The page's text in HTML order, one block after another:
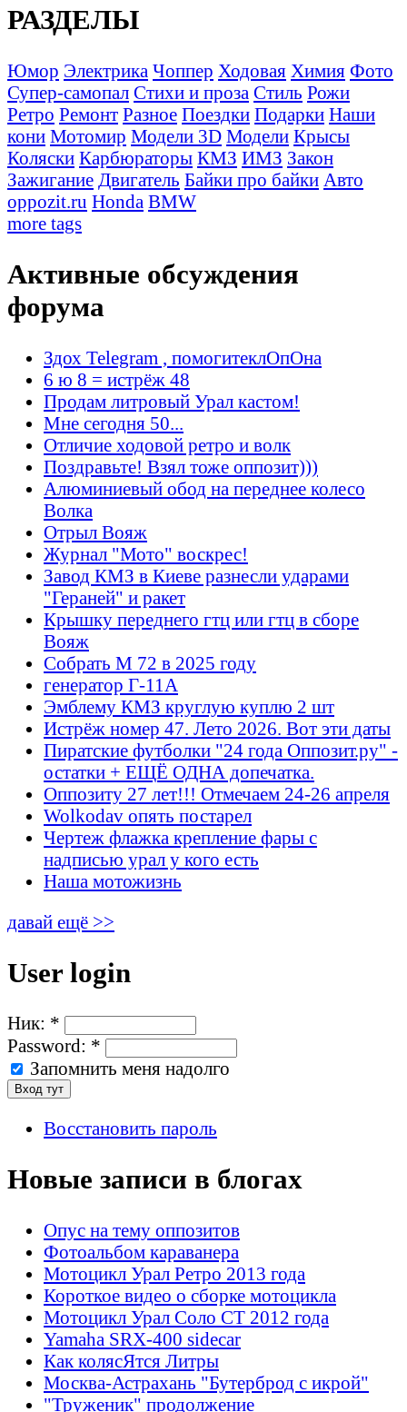
РАЗДЕЛЫ
Юмор Электрика Чоппер Ходовая Химия Фото
Супер-самопал Стихи и проза Стиль Рожи
Ретро Ремонт Разное Поездки Подарки Наши
кони Мотомир Модели 3D Модели Крысы
Коляски Карбюраторы КМЗ ИМЗ Закон
Зажигание Двигатель Байки про байки Авто
oppozit.ru Honda BMW
more tags
Активные обсуждения
форума
Здох Telegram , помогитеклОпОна
6 ю 8 = истрёж 48
Продам литровый Урал кастом!
Мне сегодня 50...
Отличие ходовой ретро и волк
Поздравьте! Взял тоже оппозит)))
Алюминиевый обод на переднее колесо
Волка
Отрыл Вояж
Журнал "Мото" воскрес!
Завод КМЗ в Киеве разнесли ударами
"Гераней" и ракет
Крышку переднего гтц или гтц в сборе
Вояж
Собрать М 72 в 2025 году
генератор Г-11А
Эмблему КМЗ круглую куплю 2 шт
Истрёж номер 47. Лето 2026. Вот эти даты
Пиратские футболки "24 года Оппозит.ру" -
остатки + ЕЩЁ ОДНА допечатка.
Оппозиту 27 лет!!! Отмечаем 24-26 апреля
Wolkodav опять постарел
Чертеж флажка крепление фары с
надписью урал у кого есть
Наша мотожизнь
давай ещё >>
User login
Ник: *
Password: *
Запомнить меня надолго
Восстановить пароль
Новые записи в блогах
Опус на тему оппозитов
Фотоальбом караванера
Мотоцикл Урал Ретро 2013 года
Короткое видео о сборке мотоцикла
Мотоцикл Урал Соло СТ 2012 года
Yamaha SRX-400 sidecar
Как колясЯтся Литры
Москва-Астрахань "Бутерброд с икрой"
"Труженик" продолжение